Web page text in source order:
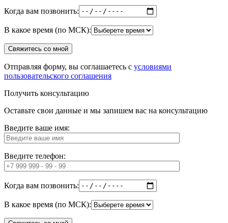
Когда вам позвонить:
В какое время (по МСК):
Отправляя форму, вы соглашаетесь с условиями
пользовательского соглашения
Получить консультацию
Оставьте свои данные и мы запишем вас на консультацию
Введите ваше имя:
Введите телефон:
Когда вам позвонить:
В какое время (по МСК):